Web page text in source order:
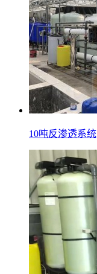
10吨反渗透系统